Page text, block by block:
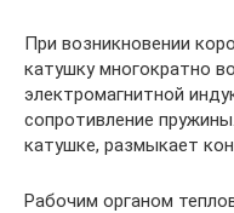
При возникновении
катушку многократно
электромагнитной
сопротивление
катушке, размыкает
Рабочим органом